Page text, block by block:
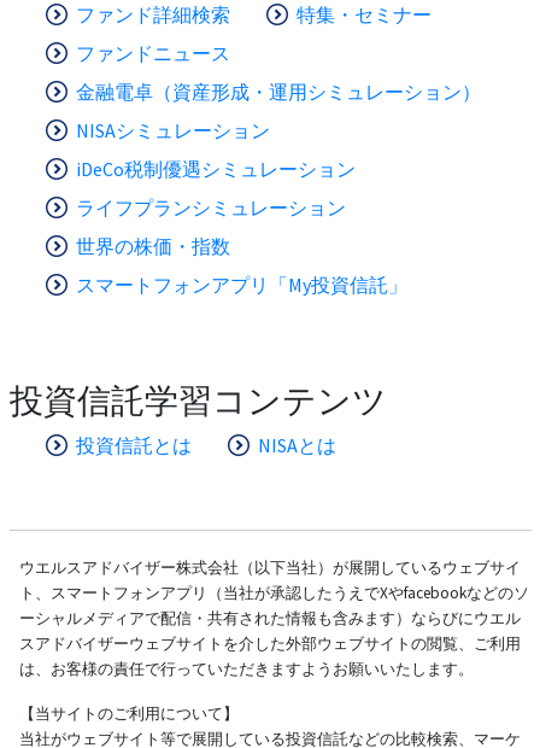
ファンド詳細検索
特集・セミナー
ファンドニュース
金融電卓（資産形成・運用シミュレーション）
NISAシミュレーション
iDeCo税制優遇シミュレーション
ライフプランシミュレーション
世界の株価・指数
スマートフォンアプリ「My投資信託」
投資信託学習コンテンツ
投資信託とは NISAとは
ウエルスアドバイザー株式会社（以下当社）が展開しているウェブサイ
ト、スマートフォンアプリ（当社が承認したうえでXやfacebookなどのソ
ーシャルメディアで配信・共有された情報も含みます）ならびにウエル
スアドバイザーウェブサイトを介した外部ウェブサイトの閲覧、ご利用
は、お客様の責任で行っていただきますようお願いいたします。
【当サイトのご利用について】
当社がウェブサイト等で展開している投資信託などの比較検索、マーケ